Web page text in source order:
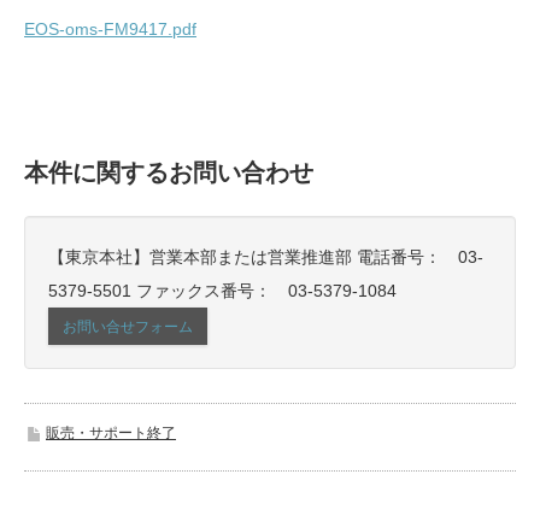
EOS-oms-FM9417.pdf
本件に関するお問い合わせ
【東京本社】営業本部または営業推進部 電話番号： 03-
5379-5501 ファックス番号： 03-5379-1084
お問い合せフォーム
販売・サポート終了